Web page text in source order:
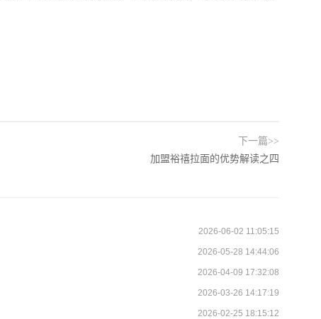
下一篇>>
加盟裕禧拉面的优势解读之四
2026-06-02 11:05:15
2026-05-28 14:44:06
2026-04-09 17:32:08
2026-03-26 14:17:19
2026-02-25 18:15:12